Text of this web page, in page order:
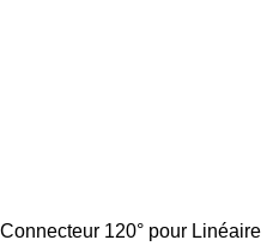
Connecteur 120° pour Linéaire